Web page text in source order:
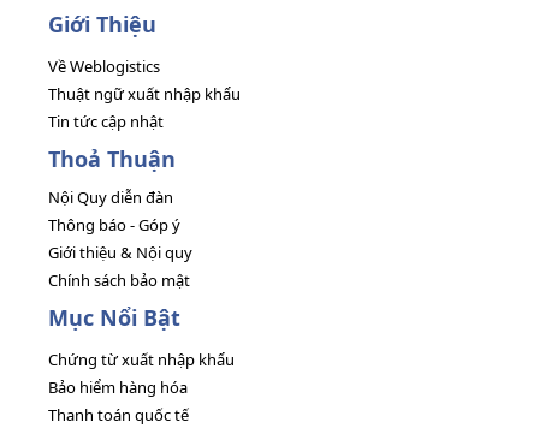
Giới Thiệu
Về Weblogistics
Thuật ngữ xuất nhập khẩu
Tin tức cập nhật
Thoả Thuận
Nội Quy diễn đàn
Thông báo - Góp ý
Giới thiệu & Nội quy
Chính sách bảo mật
Mục Nổi Bật
Chứng từ xuất nhập khẩu
Bảo hiểm hàng hóa
Thanh toán quốc tế